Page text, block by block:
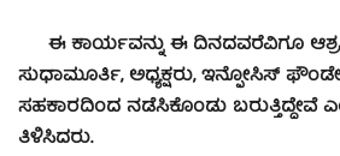
ಈ ಕಾರ್ಯವನ್ನು ಈ ದಿನದವರೆವಿಗೂ
ಸುಧಾಮೂರ್ತಿ, ಅಧ್ಯಕ್ಷರು, ಇನ್ಫೋಸಿಸ್
ಸಹಕಾರದಿಂದ ನಡೆಸಿಕೊಂಡು ಬರುತ್ತಿದ್ದೇವೆ
ತಿಳಿಸಿದರು.